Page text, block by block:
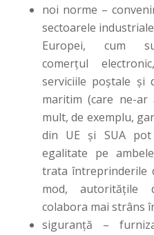
noi norme –
sectoarele
Europei, cum
comerțul
serviciile poștale și
maritim (care ne-
mult, de exemplu,
din UE și SUA
egalitate pe
trata întreprinderile
mod, autoritățile
colabora mai strâns
siguranță –